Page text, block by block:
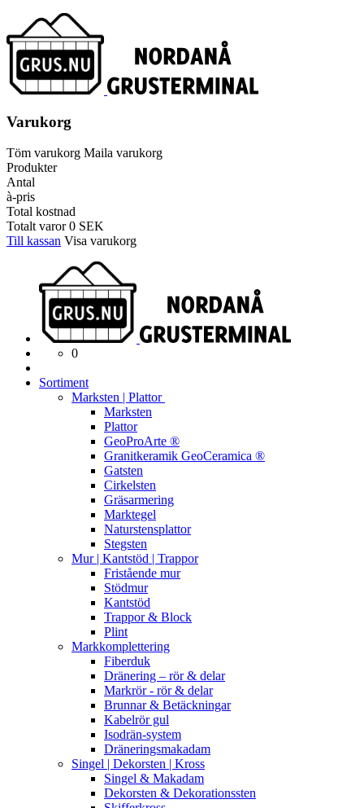
Varukorg
Töm varukorg Maila varukorg
Produkter
Antal
à-pris
Total kostnad
Totalt varor0 SEK
Till kassan Visa varukorg
0
Sortiment
Marksten | Plattor
Marksten
Plattor
GeoProArte ®
Granitkeramik GeoCeramica ®
Gatsten
Cirkelsten
Gräsarmering
Marktegel
Naturstensplattor
Stegsten
Mur | Kantstöd | Trappor
Fristående mur
Stödmur
Kantstöd
Trappor & Block
Plint
Markkomplettering
Fiberduk
Dränering – rör & delar
Markrör - rör & delar
Brunnar & Betäckningar
Kabelrör gul
Isodrän-system
Dräneringsmakadam
Singel | Dekorsten | Kross
Singel & Makadam
Dekorsten & Dekorationssten